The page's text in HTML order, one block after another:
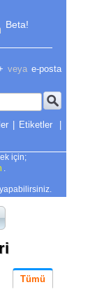
Beta!
veya e-posta
| Etiketler
|
için;
Tümü